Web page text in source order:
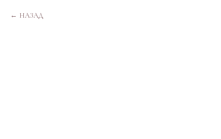
НАЗАД